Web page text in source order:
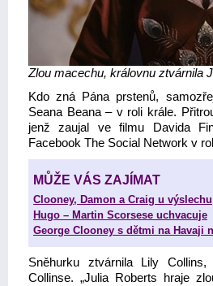
Zlou macechu, královnu ztvárnila
Kdo zná Pána prstenů,
Seana Beana – v roli krále.
jenž zaujal ve filmu Davida
Facebook The Social Network v
MŮŽE VÁS ZAJÍMAT
Clooney, Damon a Craig u výslechu
Hugo – Martin Scorsese uchvacuje
George Clooney s dětmi na Havaji
Sněhurku ztvárnila Lily
Collinse. „Julia Roberts hraje